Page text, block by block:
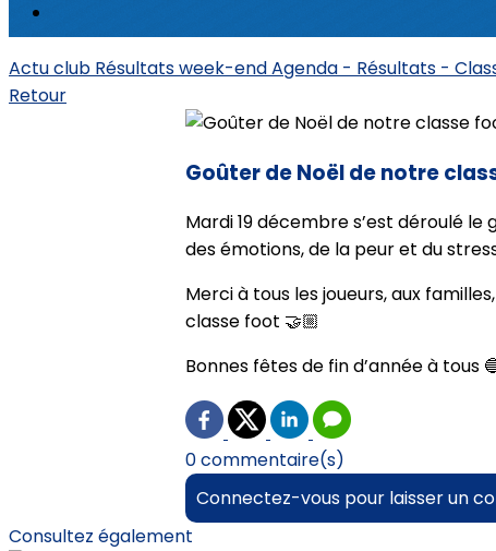
Actu club Résultats week-endAgenda - Résultats -
Retour
Goûter de Noël de notre
Mardi 19 décembre s’est déroulé
des émotions, de la peur et du
Merci à tous les joueurs, aux
classe foot 🤝🏼
Bonnes fêtes de fin d’année à tous
0 commentaire(s)
Connectez-vous pour laisser un
Consultez également